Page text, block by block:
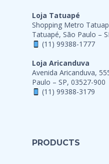
Loja Tatuapé
Shopping Metro
Tatuapé, São Paulo –
(11) 99388-1777
Loja Aricanduva
Avenida Aricanduva,
Paulo – SP, 03527-900
(11) 99388-3179
PRODUCTS